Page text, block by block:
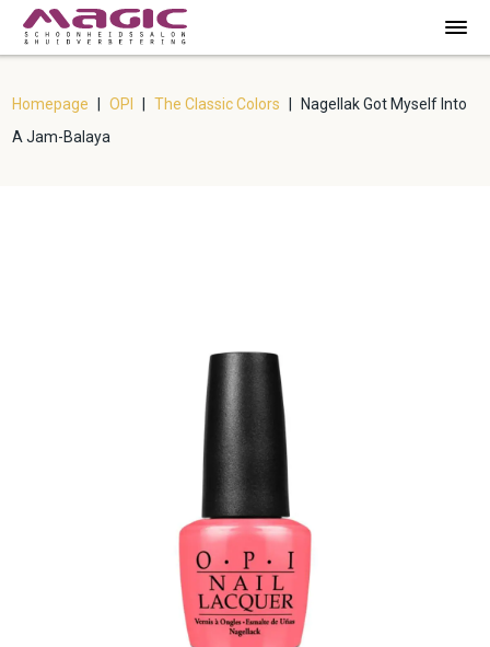
Homepage OPI The Classic Colors
Nagellak Got Myself Into
A Jam-Balaya